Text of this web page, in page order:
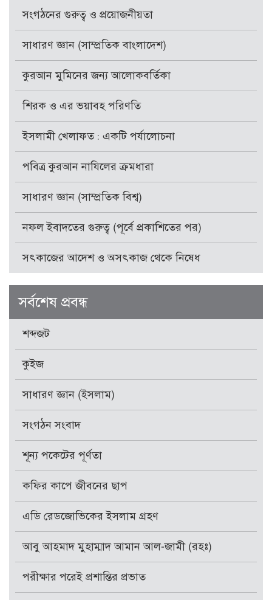
সংগঠনের গুরুত্ব ও প্রয়োজনীয়তা
সাধারণ জ্ঞান (সাম্প্রতিক বাংলাদেশ)
কুরআন মুমিনের জন্য আলোকবর্তিকা
শিরক ও এর ভয়াবহ পরিণতি
ইসলামী খেলাফত : একটি পর্যালোচনা
পবিত্র কুরআন নাযিলের ক্রমধারা
সাধারণ জ্ঞান (সাম্প্রতিক বিশ্ব)
নফল ইবাদতের গুরুত্ব (পূর্বে প্রকাশিতের পর)
সৎকাজের আদেশ ও অসৎকাজ থেকে নিষেধ
সর্বশেষ প্রবন্ধ
শব্দজট
কুইজ
সাধারণ জ্ঞান (ইসলাম)
সংগঠন সংবাদ
শূন্য পকেটের পূর্ণতা
কফির কাপে জীবনের ছাপ
এডি রেডজোভিকের ইসলাম গ্রহণ
আবু আহমাদ মুহাম্মাদ আমান আল-জামী (রহঃ)
পরীক্ষার পরেই প্রশান্তির প্রভাত